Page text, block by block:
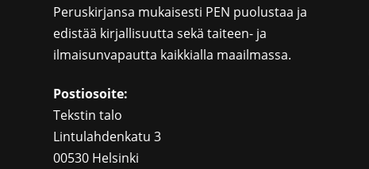
Peruskirjansa mukaisesti PEN puolustaa ja
edistää kirjallisuutta sekä taiteen- ja
ilmaisunvapautta kaikkialla maailmassa.
Postiosoite:
Tekstin talo
Lintulahdenkatu 3
00530 Helsinki